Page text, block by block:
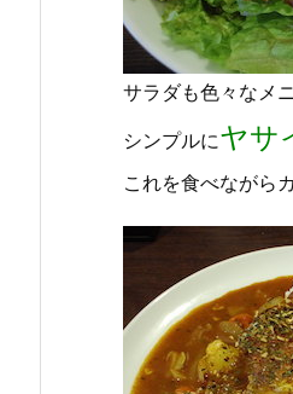
サラダも色々なメ
シンプルにヤサ
これを食べながら